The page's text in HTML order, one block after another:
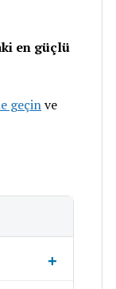
en güçlü
geçinve